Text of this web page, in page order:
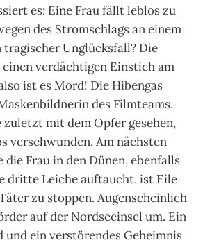
es: Eine Frau fällt leblos zu
des Stromschlags an einem
tragischer Unglücksfall? Die
verdächtigen Einstich am
ist es Mord! Die Hibengas
des Filmteams,
zuletzt mit dem Opfer gesehen,
verschwunden. Am nächsten
die Frau in den Dünen, ebenfalls
dritte Leiche auftaucht, ist Eile
zu stoppen. Augenscheinlich
auf der Nordseeinsel um. Ein
und ein verstörendes Geheimnis